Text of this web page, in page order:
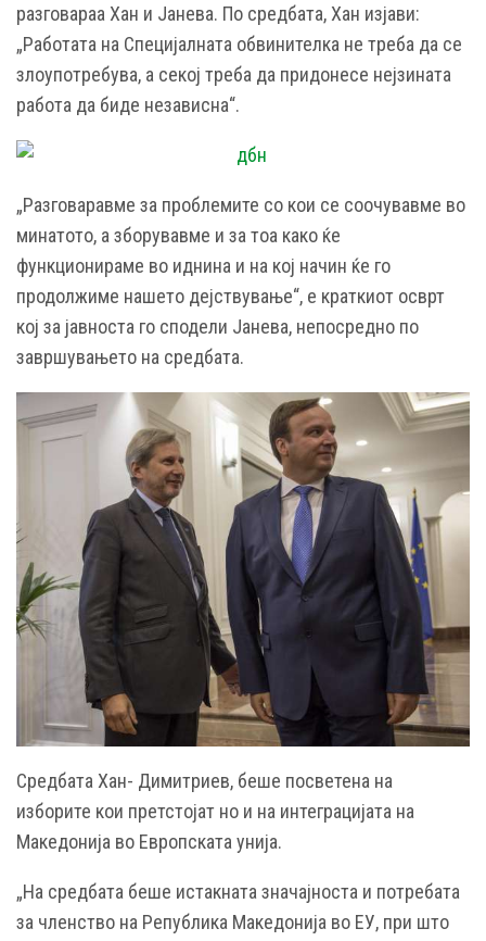
разговараа Хан и Јанева. По средбата, Хан изјави:
„Работата на Специјалната обвинителка не треба да се
злоупотребува, а секој треба да придонесе нејзината
работа да биде независна“.
„Разговаравме за проблемите со кои се соочувавме во
минатото, а зборувавме и за тоа како ќе
функционираме во иднина и на кој начин ќе го
продолжиме нашето дејствување“, е краткиот осврт
кој за јавноста го сподели Јанева, непосредно по
завршувањето на средбата.
Средбата Хан- Димитриев, беше посветена на
изборите кои претстојат но и на интеграцијата на
Македонија во Европската унија.
„На средбата беше истакната значајноста и потребата
за членство на Република Македонија во ЕУ, при што